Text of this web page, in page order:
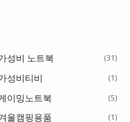
성비 노트북 31
성비티비 1
이밍노트북 5
울캠핑용품 1